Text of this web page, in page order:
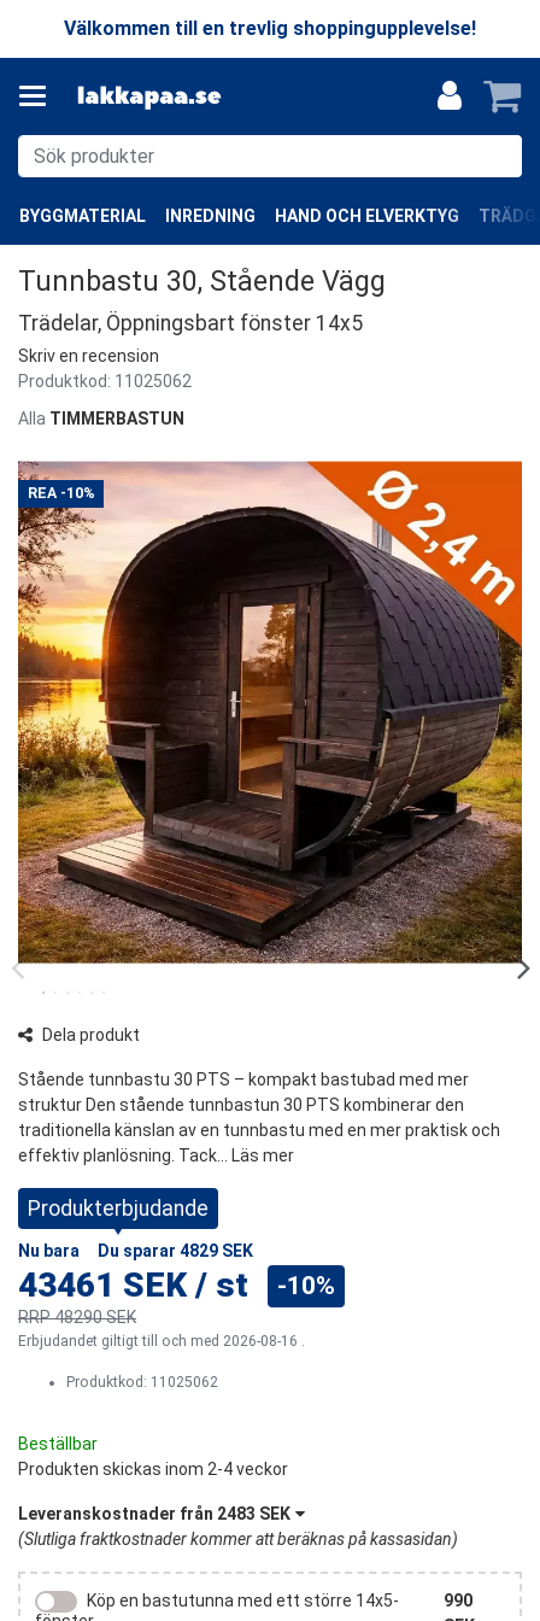
Välkommen till en trevlig shoppingupplevelse!
BYGGMATERIAL INREDNING HAND OCH ELVERKTYG
Tunnbastu 30, Stående Vägg
Trädelar, Öppningsbart fönster 14x5
Skriv en recension
Produktkod: 11025062
Alla TIMMERBASTUN
REA -10%
Dela produkt
Stående tunnbastu 30 PTS – kompakt bastubad med mer
struktur Den stående tunnbastun 30 PTS kombinerar den
traditionella känslan av en tunnbastu med en mer praktisk och
effektiv planlösning. Tack... Läs mer
Produkterbjudande
Nu bara Du sparar 4829 SEK
43461 SEK / st
RRP48290 SEK
-10%
Erbjudandet giltigt till och med 2026-08-16 .
Produktkod: 11025062
Beställbar
Produkten skickas inom 2-4 veckor
Leveranskostnader från 2483 SEK
(Slutliga fraktkostnader kommer att beräknas på kassasidan)
Köp en bastutunna med ett större 14x5-
990